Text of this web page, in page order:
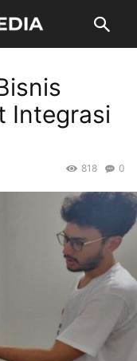
Integrasi
0
818